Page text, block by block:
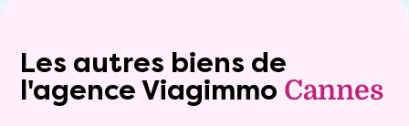
Les autres biens de
l'agence Viagimmo Cannes